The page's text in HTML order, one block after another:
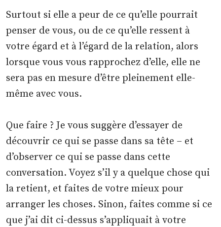
Surtout si elle a peur de ce qu’elle pourrait
penser de vous, ou de ce qu’elle ressent à
votre égard et à l’égard de la relation, alors
lorsque vous vous rapprochez d’elle, elle ne
sera pas en mesure d’être pleinement elle-
même avec vous.
Que faire ? Je vous suggère d’essayer de
découvrir ce qui se passe dans sa tête – et
d’observer ce qui se passe dans cette
conversation. Voyez s’il y a quelque chose qui
la retient, et faites de votre mieux pour
arranger les choses. Sinon, faites comme si ce
que j’ai dit ci-dessus s’appliquait à votre